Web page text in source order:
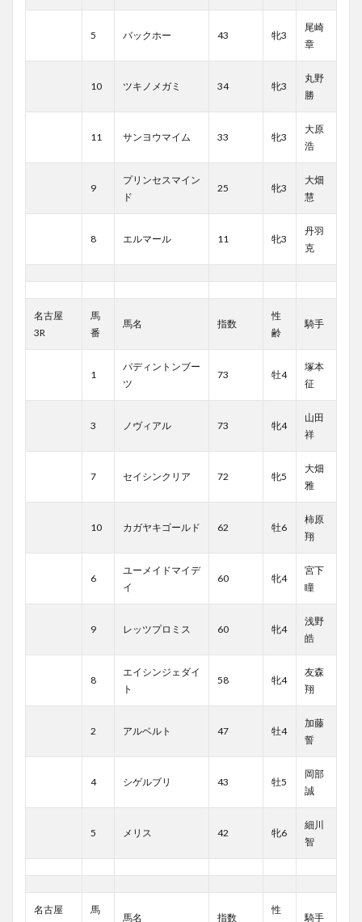
5 バックホー 43 牝3
尾崎
章
10 ツキノメガミ 34 牝3
丸野
勝
11 サンヨウマイム 33 牝3
大原
浩
9
プリンセスマイン
ド
25 牝3
大畑
慧
8 エルマール 11 牝3
丹羽
克
名古屋
3R
馬
番
馬名 指数
性
齢
騎手
1
パディントンブー
ツ
73 牡4
塚本
征
3 ノヴィアル 73 牝4
山田
祥
7 セイシンクリア 72 牝5
大畑
雅
10 カガヤキゴールド 62 牡6
柿原
翔
6
ユーメイドマイデ
イ
60 牝4
宮下
瞳
9 レッツプロミス 60 牝4
浅野
皓
8
エイシンジェダイ
ト
58 牝4
友森
翔
2 アルベルト 47 牡4
加藤
誓
4 シゲルブリ 43 牡5
岡部
誠
5 メリス 42 牝6
細川
智
名古屋
馬
馬名 指数
性
騎手